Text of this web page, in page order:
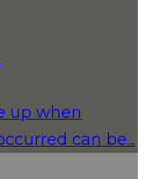
up when
can be...